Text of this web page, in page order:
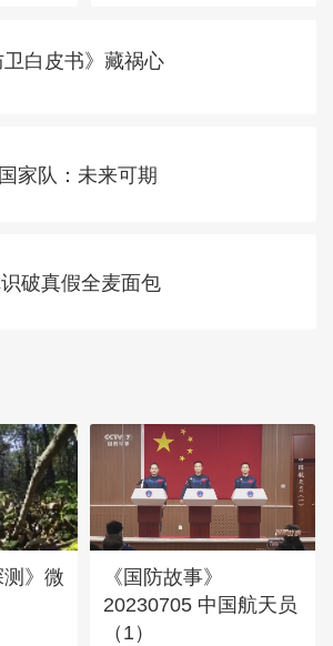
白皮书》藏祸心
家队：未来可期
破真假全麦面包
》微
《国防故事》
20230705 中国航天员
（1）